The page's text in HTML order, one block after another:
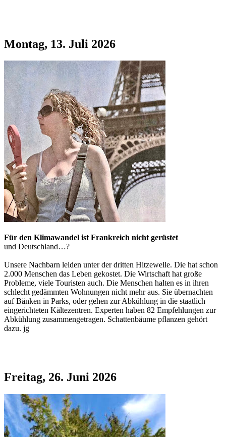
Montag, 13. Juli 2026
Für den Klimawandel ist Frankreich nicht gerüstet
und Deutschland…?
Unsere Nachbarn leiden unter der dritten Hitzewelle. Die hat schon
2.000 Menschen das Leben gekostet. Die Wirtschaft hat große
Probleme, viele Touristen auch. Die Menschen halten es in ihren
schlecht gedämmten Wohnungen nicht mehr aus. Sie übernachten
auf Bänken in Parks, oder gehen zur Abkühlung in die staatlich
eingerichteten Kältezentren. Experten haben 82 Empfehlungen zur
Abkühlung zusammengetragen. Schattenbäume pflanzen gehört
dazu. jg
Freitag, 26. Juni 2026